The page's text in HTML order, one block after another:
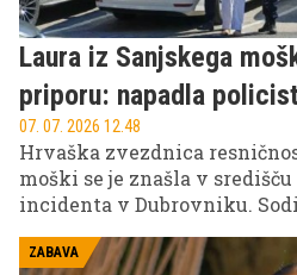
Laura iz Sanjskega
priporu: napadla
07. 07. 2026 12.48
Hrvaška zvezdnica
moški se je znašla v
incidenta v Dubrovniku.
lokalu odredilo enomesečni
potem ko naj bi med
ZABAVA